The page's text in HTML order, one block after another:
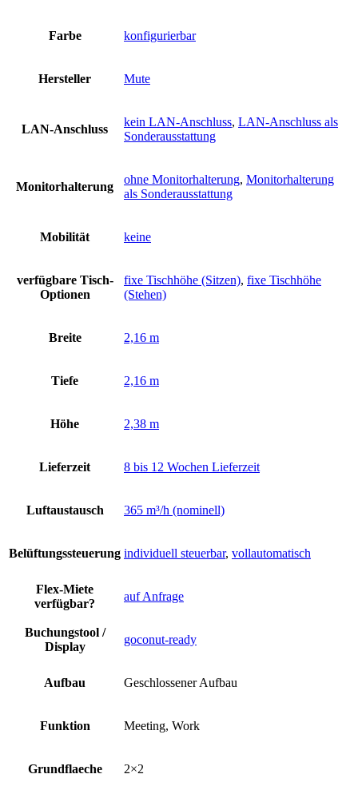
Farbe konfigurierbar
Hersteller Mute
LAN-Anschluss
kein LAN-Anschluss, LAN-Anschluss als
Sonderausstattung
Monitorhalterung
ohne Monitorhalterung, Monitorhalterung
als Sonderausstattung
Mobilität keine
verfügbare Tisch-
Optionen
fixe Tischhöhe (Sitzen), fixe Tischhöhe
(Stehen)
Breite 2,16 m
Tiefe 2,16 m
Höhe 2,38 m
Lieferzeit 8 bis 12 Wochen Lieferzeit
Luftaustausch 365 m³/h (nominell)
Belüftungssteuerung individuell steuerbar, vollautomatisch
Flex-Miete
verfügbar?
auf Anfrage
Buchungstool /
Display
goconut-ready
Aufbau Geschlossener Aufbau
Funktion Meeting, Work
Grundflaeche 2×2